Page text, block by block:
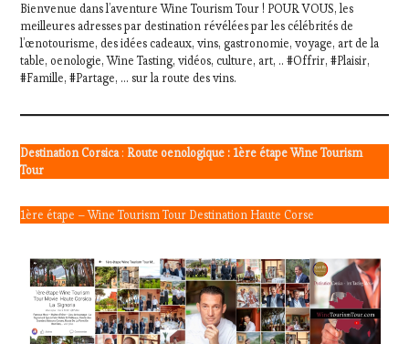
Bienvenue dans l’aventure Wine Tourism Tour ! POUR VOUS, les
meilleures adresses par destination révélées par les célébrités de
l’œnotourisme, des idées cadeaux, vins, gastronomie, voyage, art de la
table, oenologie, Wine Tasting, vidéos, culture, art, .. #Offrir, #Plaisir,
#Famille, #Partage, … sur la route des vins.
Destination Corsica: Route oenologique : 1ère étape Wine Tourism
Tour
1ère étape – Wine Tourism Tour Destination Haute Corse